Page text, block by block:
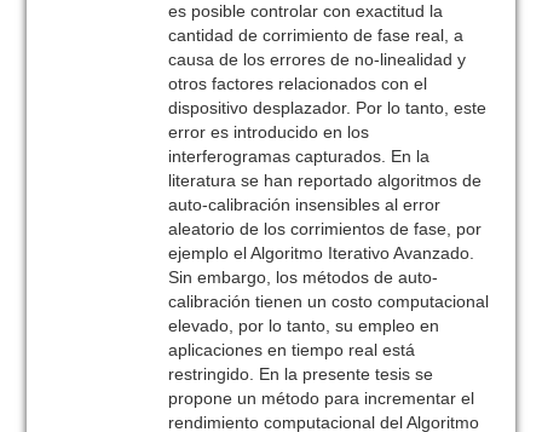
es posible controlar con exactitud la
cantidad de corrimiento de fase real, a
causa de los errores de no-linealidad y
otros factores relacionados con el
dispositivo desplazador. Por lo tanto, este
error es introducido en los
interferogramas capturados. En la
literatura se han reportado algoritmos de
auto-calibración insensibles al error
aleatorio de los corrimientos de fase, por
ejemplo el Algoritmo Iterativo Avanzado.
Sin embargo, los métodos de auto-
calibración tienen un costo computacional
elevado, por lo tanto, su empleo en
aplicaciones en tiempo real está
restringido. En la presente tesis se
propone un método para incrementar el
rendimiento computacional del Algoritmo